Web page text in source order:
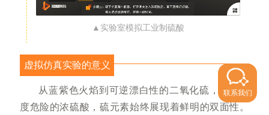
▲实验室模拟工业制硫酸
虚拟仿真实验的意义
从蓝紫色火焰到可逆漂白性的二氧化硫，再到极
度危险的浓硫酸，硫元素始终展现着鲜明的双面性。
联系我们